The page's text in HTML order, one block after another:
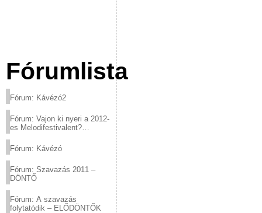
Fórumlista
Fórum: Kávézó2
Fórum: Vajon ki nyeri a 2012-
es Melodifestivalent?
Fórum: Kávézó
Fórum: Szavazás 2011 –
DÖNTŐ
Fórum: A szavazás
folytatódik – ELŐDÖNTŐK